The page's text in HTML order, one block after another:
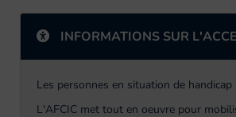
INFORMATIONS SUR
Les personnes en situation de
L'AFCIC met tout en oeuvre pour